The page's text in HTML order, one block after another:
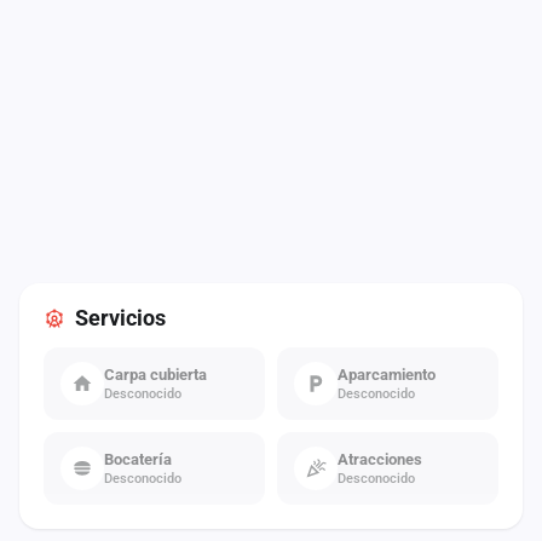
Servicios
Carpa cubierta
Desconocido
Aparcamiento
Desconocido
Bocatería
Desconocido
Atracciones
Desconocido